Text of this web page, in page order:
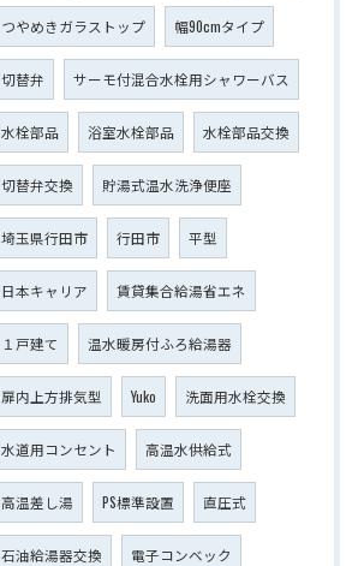
つやめきガラストップ 幅90cmタイプ
切替弁 サーモ付混合水栓用シャワーバス
水栓部品 浴室水栓部品 水栓部品交換
切替弁交換 貯湯式温水洗浄便座
埼玉県行田市 行田市 平型
日本キャリア 賃貸集合給湯省エネ
１戸建て 温水暖房付ふろ給湯器
扉内上方排気型 Yuko 洗面用水栓交換
水道用コンセント 高温水供給式
高温差し湯 PS標準設置 直圧式
石油給湯器交換 電子コンベック